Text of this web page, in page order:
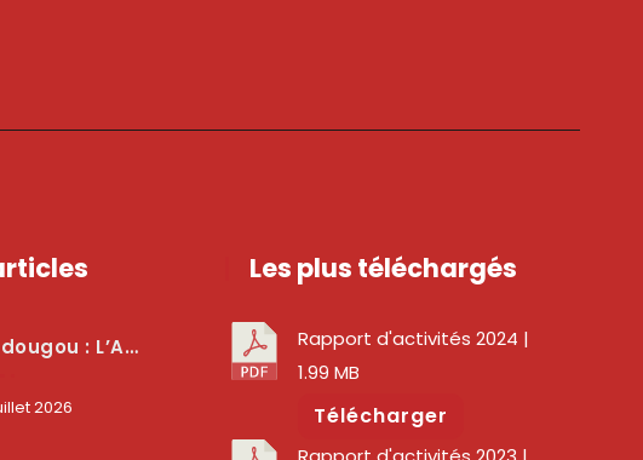
Le Dialogue Avec Les Associations De Consommateurs Pour Mieux Protéger Les Usagers
2026
Les plus téléchargés
Rapport d'activités 2024 |
1.99 MB
Télécharger